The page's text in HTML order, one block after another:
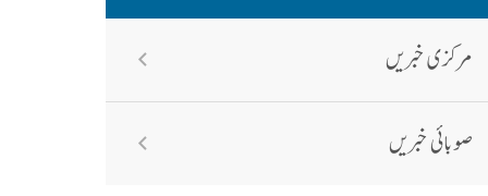
مرکزی خبریں
صوبائی خبریں